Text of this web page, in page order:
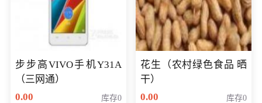
步步高VIVO手机Y31A
（三网通）
0.00
库存0
花生（农村绿色食品 晒
干）
0.00
库存0